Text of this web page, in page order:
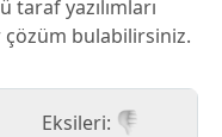
yazılımları
çözüm bulabilirsiniz.
Eksileri: